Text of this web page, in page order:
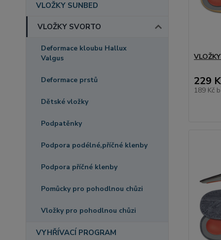
VLOŽKY SUNBED
VLOŽKY SVORTO
Deformace kloubu Hallux
Valgus
Deformace prstů
Dětské vložky
Podpatěnky
Podpora podélné,příčné klenby
Podpora příčné klenby
Pomůcky pro pohodlnou chůzi
Vložky pro pohodlnou chůzi
VYHŘÍVACÍ PROGRAM
229
189 Kč